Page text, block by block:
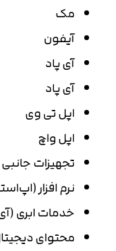
مک
آیفون
آی پاد
آی پاد
اپل تی وی
اپل واچ
تجهیزات جانبی
نرم افزار
خدمات ابری
محتوای